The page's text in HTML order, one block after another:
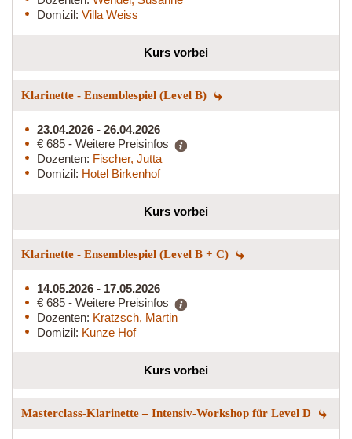
Domizil: Villa Weiss
Kurs vorbei
Klarinette - Ensemblespiel (Level B)
23.04.2026 - 26.04.2026
€ 685 - Weitere Preisinfos
Dozenten: Fischer, Jutta
Domizil: Hotel Birkenhof
Kurs vorbei
Klarinette - Ensemblespiel (Level B + C)
14.05.2026 - 17.05.2026
€ 685 - Weitere Preisinfos
Dozenten: Kratzsch, Martin
Domizil: Kunze Hof
Kurs vorbei
Masterclass-Klarinette – Intensiv-Workshop für Level D